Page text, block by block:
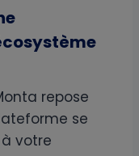
repose
se
votre